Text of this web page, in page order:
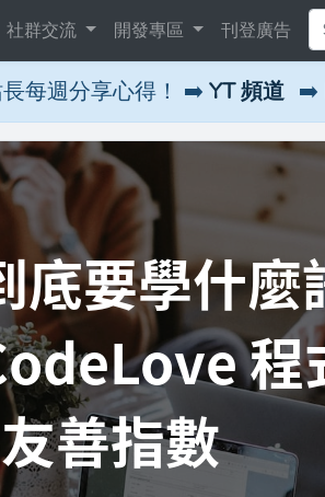
社群交流 開發專區 刊登廣告
每週分享心得！ ➡️ YT 頻道 ➡️